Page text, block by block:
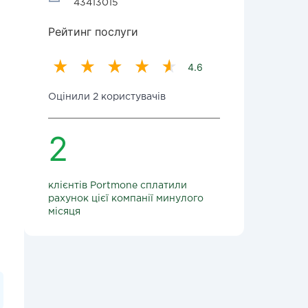
43413015
Рейтинг послуги
4.6
Оцінили 2 користувачів
2
клієнтів Portmone сплатили
рахунок цієї компанії минулого
місяця